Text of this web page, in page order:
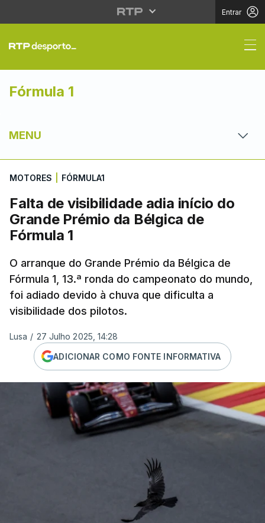
Entrar
Falta de visibilidade
Fórmula 1
MENU
MOTORES FÓRMULA1
Falta de visibilidade adia início do
Grande Prémio da Bélgica de
Fórmula 1
O arranque do Grande Prémio da Bélgica de
Fórmula 1, 13.ª ronda do campeonato do mundo,
foi adiado devido à chuva que dificulta a
visibilidade dos pilotos.
Lusa / 27 Julho 2025, 14:28
ADICIONAR COMO FONTE INFORMATIVA